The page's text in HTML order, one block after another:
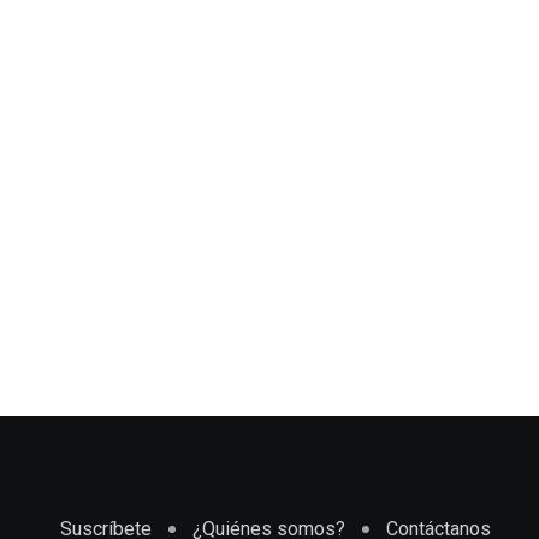
Suscríbete ¿Quiénes somos? Contáctanos